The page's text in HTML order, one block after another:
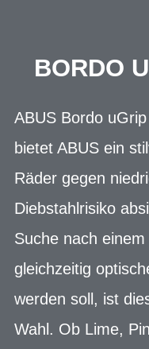
BORDO
ABUS Bordo
bietet ABUS ein
Räder gegen
Diebstahlrisiko
Suche nach
gleichzeitig
werden soll, ist
Wahl. Ob Lime,